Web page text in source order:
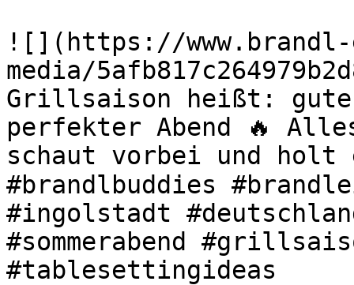
![](https://
media/
Grillsaison heißt:
perfekter Abend 🔥
schaut vorbei und holt
#brandlbuddies
#ingolstadt
#sommerabend
#tablesettingideas